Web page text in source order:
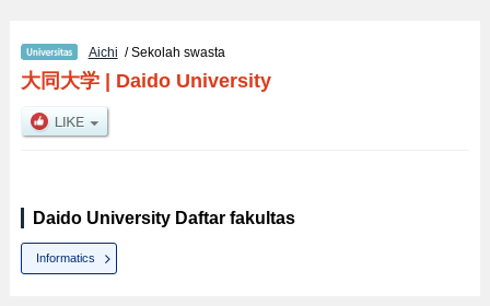
Aichi / Sekolah swasta
大同大学| Daido University
Daido University Daftar fakultas
Informatics